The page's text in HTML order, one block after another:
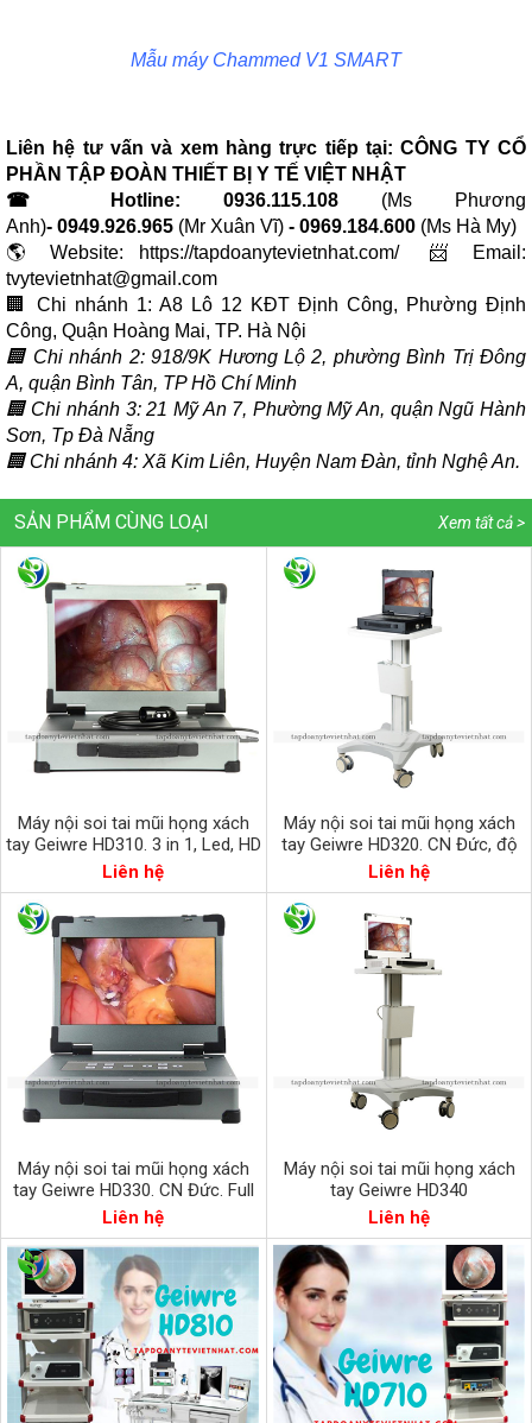
Mẫu máy Chammed V1 SMART
Liên hệ tư vấn và xem hàng trực tiếp tại:CÔNG TY CỔ
PHẦN TẬP ĐOÀN THIẾT BỊ Y TẾ VIỆT NHẬT
☎ Hotline: 0936.115.108 (Ms Phương
Anh)- 0949.926.965 (Mr Xuân Vĩ) - 0969.184.600 (Ms Hà My)
🌎 Website: https://tapdoanytevietnhat.com/ 📨 Email:
tvytevietnhat@gmail.com
🏢 Chi nhánh 1: A8 Lô 12 KĐT Định Công, Phường Định
Công, Quận Hoàng Mai, TP. Hà Nội
🏢 Chi nhánh 2: 918/9K Hương Lộ 2, phường Bình Trị Đông
A, quận Bình Tân, TP Hồ Chí Minh
🏢 Chi nhánh 3: 21 Mỹ An 7, Phường Mỹ An, quận Ngũ Hành
Sơn, Tp Đà Nẵng
🏢 Chi nhánh 4: Xã Kim Liên, Huyện Nam Đàn, tỉnh Nghệ An.
Xem tất cả >
SẢN PHẨM CÙNG LOẠI
Máy nội soi tai mũi họng xách
tay Geiwre HD310. 3 in 1, Led, HD
Liên hệ
Máy nội soi tai mũi họng xách
tay Geiwre HD320. CN Đức, độ
nét HD, dừng hình
Liên hệ
Máy nội soi tai mũi họng xách
tay Geiwre HD330. CN Đức. Full
HD
Liên hệ
Máy nội soi tai mũi họng xách
tay Geiwre HD340
Liên hệ